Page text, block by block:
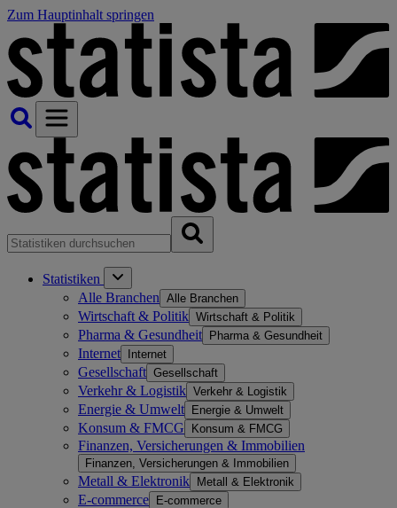
Zum Hauptinhalt springen
Statistiken
Alle Branchen Alle Branchen
Wirtschaft & Politik Wirtschaft & Politik
Pharma & Gesundheit Pharma & Gesundheit
Internet Internet
Gesellschaft Gesellschaft
Verkehr & Logistik Verkehr & Logistik
Energie & Umwelt Energie & Umwelt
Konsum & FMCG Konsum & FMCG
Finanzen, Versicherungen & Immobilien
Finanzen, Versicherungen & Immobilien
Metall & Elektronik Metall & Elektronik
E-commerce E-commerce